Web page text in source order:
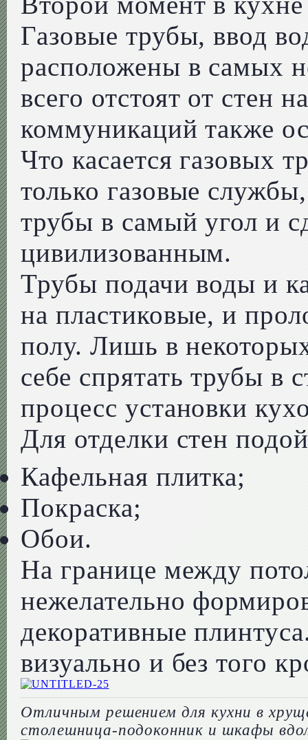
Газовые трубы, ввод
расположены в самых
всего отстоят от стен
коммуникаций также
Что касается газовых
только газовые
трубы в самый угол и
цивилизованным.
Трубы подачи воды и
на пластиковые, и
полу. Лишь в
себе спрятать трубы в
процесс установки
Для отделки стен
Кафельная плитка;
Покраска;
Обои.
На границе между
нежелательно
декоративные
визуально и без того
Отличным решением для кухни в
столешница-подоконник и шкафы